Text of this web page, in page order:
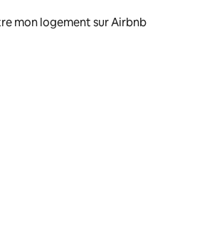
mon logement sur Airbnb